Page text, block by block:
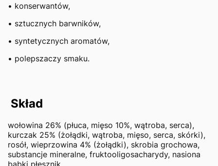
• konserwantów,
• sztucznych barwników,
• syntetycznych aromatów,
• polepszaczy smaku.
Skład
wołowina 26% (płuca, mięso 10%, wątroba, serca),
kurczak 25% (żołądki, wątroba, mięso, serca, skórki),
rosół, wieprzowina 4% (żołądki), skrobia grochowa,
substancje mineralne, fruktooligosacharydy, nasiona